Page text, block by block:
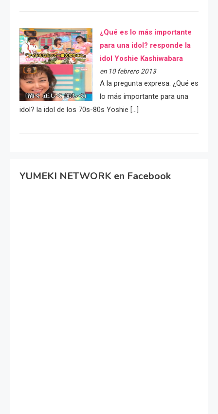
¿Qué es lo más importante
para una idol? responde la
idol Yoshie Kashiwabara
en 10 febrero 2013
A la pregunta expresa: ¿Qué es
lo más importante para una
idol? la idol de los 70s-80s Yoshie […]
YUMEKI NETWORK en Facebook